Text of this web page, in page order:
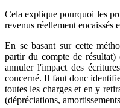
Cela explique pourquoi les
revenus réellement encaissés
En se basant sur cette
partir du compte de résultat)
annuler l'impact des
concerné. Il faut donc
toutes les charges et en y
(dépréciations,